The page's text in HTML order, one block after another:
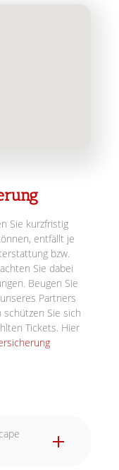
Sie kurzfristig
entfällt je
bzw.
Sie dabei
Beugen Sie
Partners
schützen Sie sich
Tickets. Hier